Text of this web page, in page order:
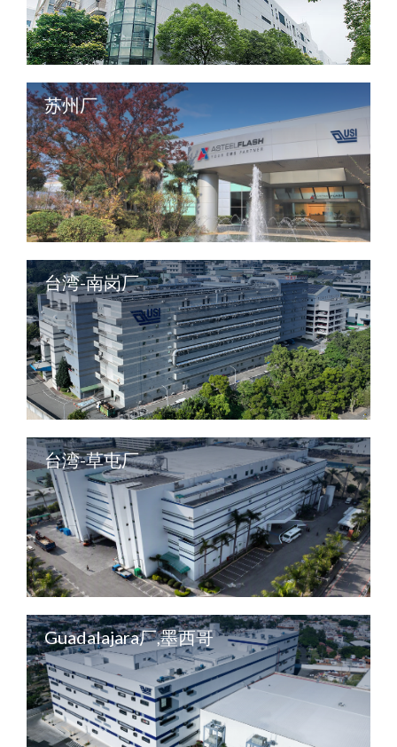
苏州厂
台湾-南岗厂
台湾-草屯厂
Guadalajara厂,墨西哥